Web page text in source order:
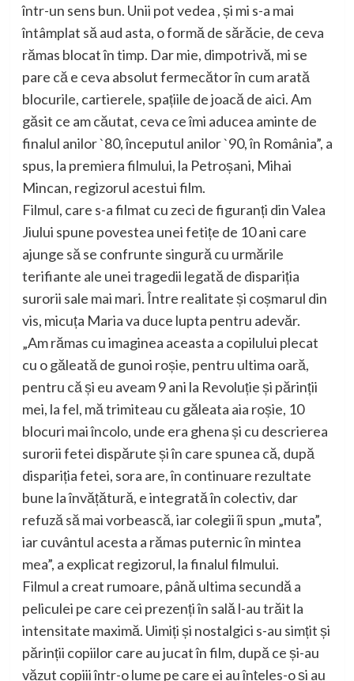
într-un sens bun. Unii pot vedea , și mi s-a mai
întâmplat să aud asta, o formă de sărăcie, de ceva
rămas blocat în timp. Dar mie, dimpotrivă, mi se
pare că e ceva absolut fermecător în cum arată
blocurile, cartierele, spațiile de joacă de aici. Am
găsit ce am căutat, ceva ce îmi aducea aminte de
finalul anilor `80, începutul anilor `90, în România”, a
spus, la premiera filmului, la Petroșani, Mihai
Mincan, regizorul acestui film.
Filmul, care s-a filmat cu zeci de figuranți din Valea
Jiului spune povestea unei fetițe de 10 ani care
ajunge să se confrunte singură cu urmările
terifiante ale unei tragedii legată de dispariția
surorii sale mai mari. Între realitate și coșmarul din
vis, micuța Maria va duce lupta pentru adevăr.
„Am rămas cu imaginea aceasta a copilului plecat
cu o găleată de gunoi roșie, pentru ultima oară,
pentru că și eu aveam 9 ani la Revoluție și părinții
mei, la fel, mă trimiteau cu găleata aia roșie, 10
blocuri mai încolo, unde era ghena și cu descrierea
surorii fetei dispărute și în care spunea că, după
dispariția fetei, sora are, în continuare rezultate
bune la învățătură, e integrată în colectiv, dar
refuză să mai vorbească, iar colegii îi spun „muta”,
iar cuvântul acesta a rămas puternic în mintea
mea”, a explicat regizorul, la finalul filmului.
Filmul a creat rumoare, până ultima secundă a
peliculei pe care cei prezenți în sală l-au trăit la
intensitate maximă. Uimiți și nostalgici s-au simțit și
părinții copiilor care au jucat în film, după ce și-au
văzut copiii într-o lume pe care ei au înțeles-o și au